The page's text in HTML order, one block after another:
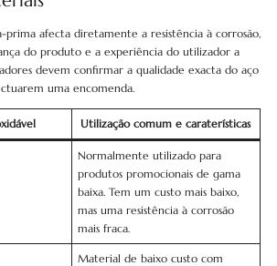
prima afecta diretamente a resistência à corrosão,
do produto e a experiência do utilizador a
devem confirmar a qualidade exacta do aço
uma encomenda.
Utilização comum e caraterísticas
Normalmente utilizado para
produtos promocionais de gama
baixa. Tem um custo mais baixo,
mas uma resistência à corrosão
mais fraca.
Material de baixo custo com